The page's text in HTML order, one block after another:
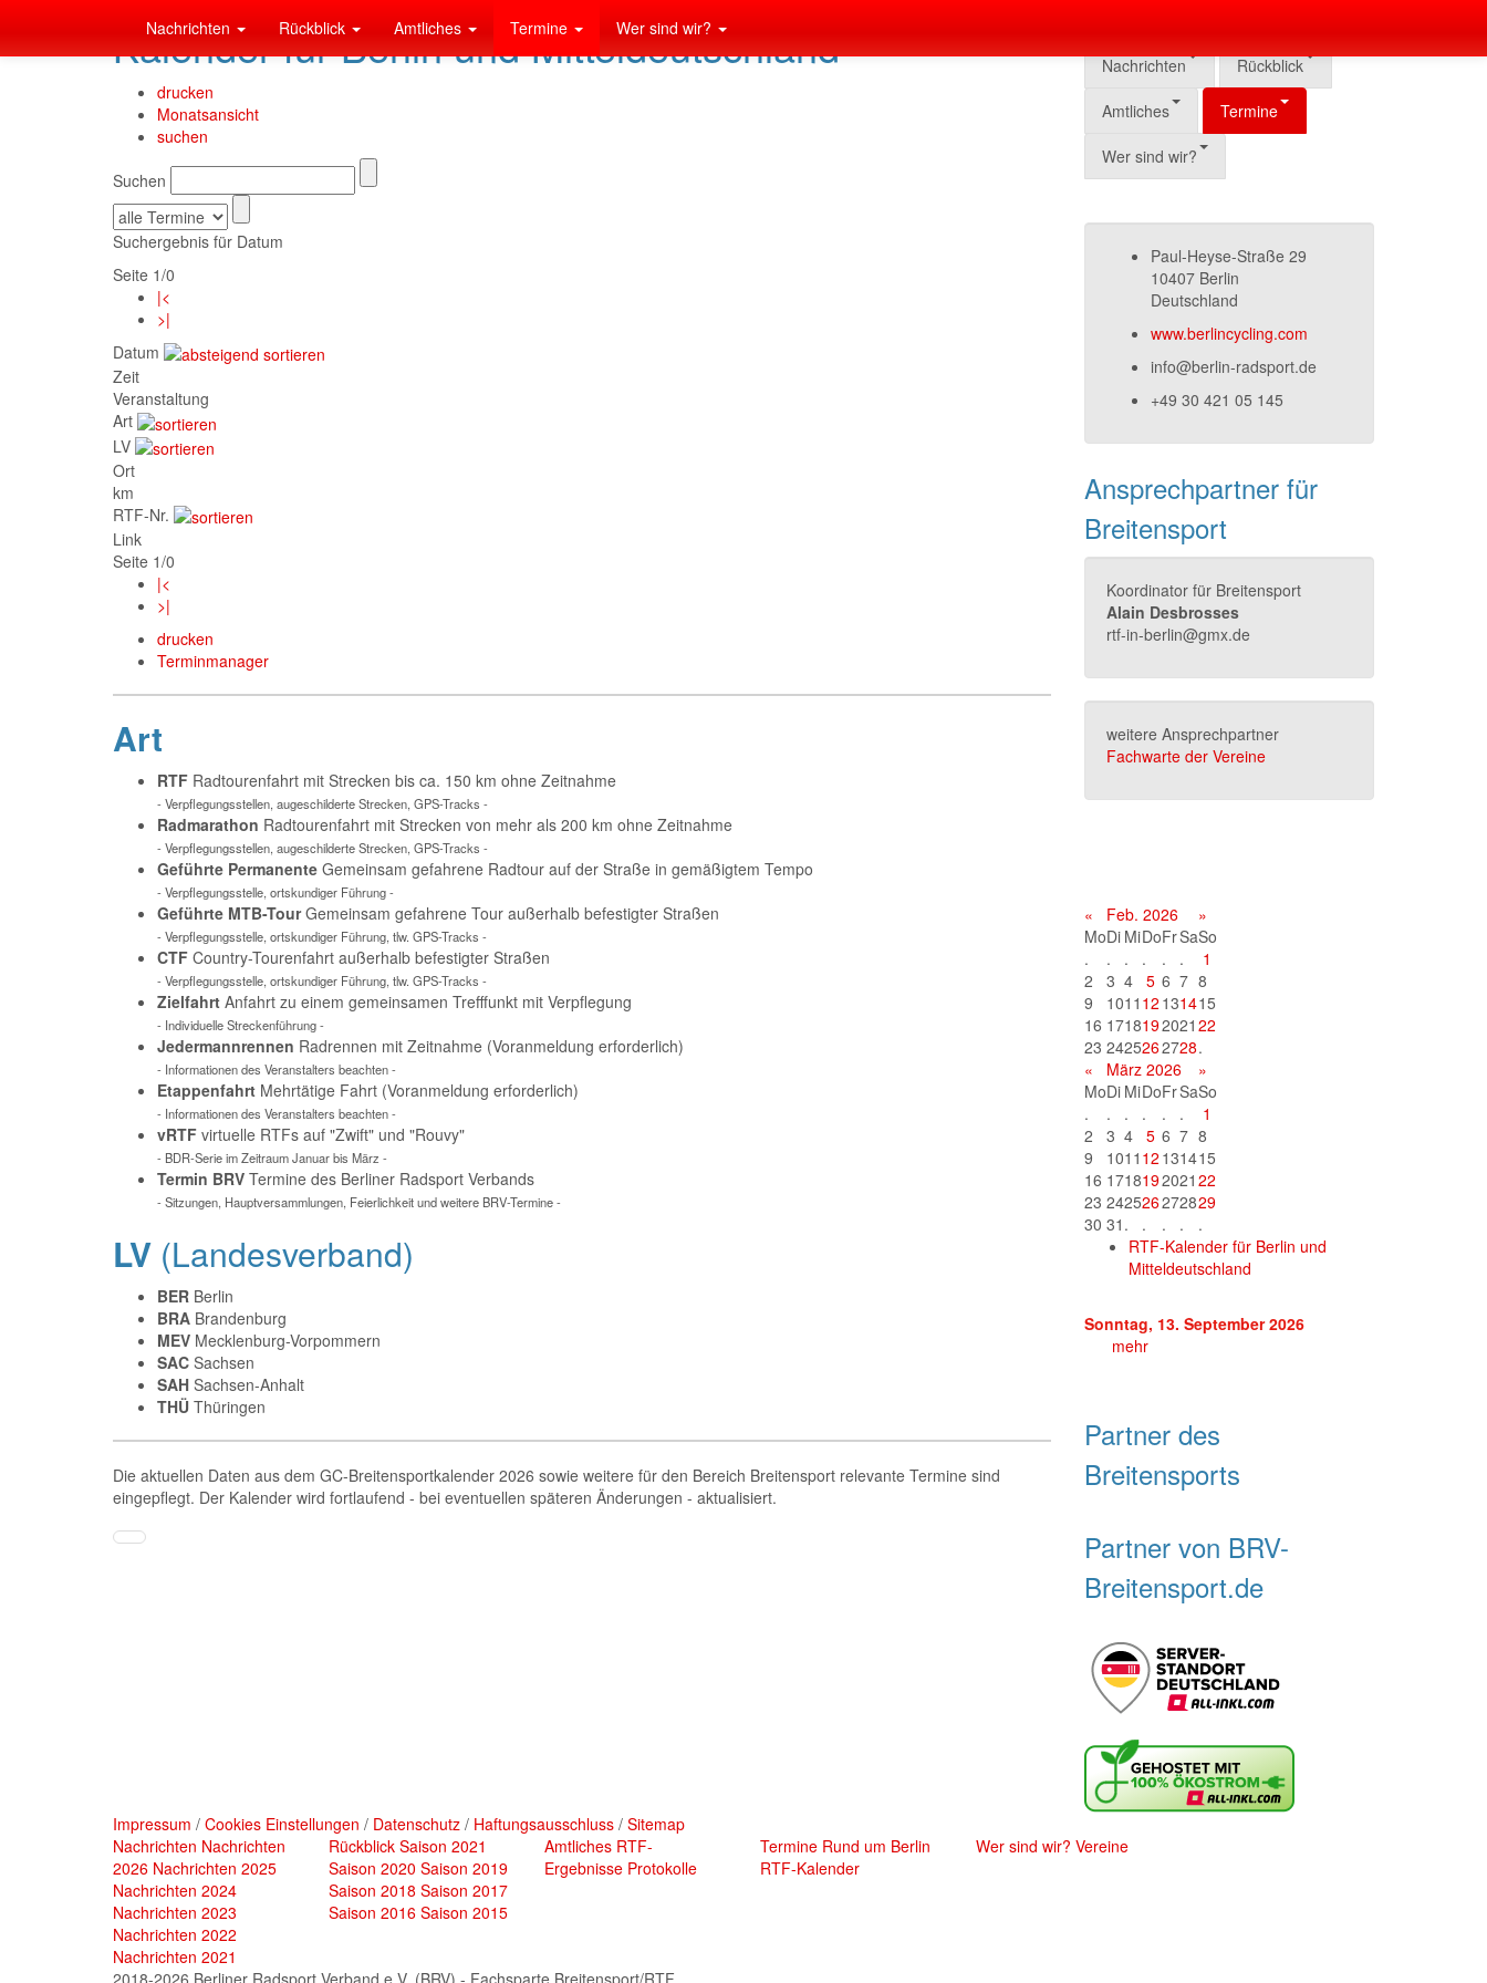
Nachrichten Rückblick Amtliches Termine Wer sind wir?
Kalender für Berlin und Mitteldeutschland
drucken
Monatsansicht
suchen
Suchen
Suchergebnis für Datum
Seite 1/0
|<
>|
Datum
Zeit
Veranstaltung
Art
LV
Ort
km
RTF-Nr.
Link
Seite 1/0
|<
>|
drucken
Terminmanager
Art
RTF Radtourenfahrt mit Strecken bis ca. 150 km ohne Zeitnahme
- Verpflegungsstellen, augeschilderte Strecken, GPS-Tracks -
Radmarathon Radtourenfahrt mit Strecken von mehr als 200 km ohne Zeitnahme
- Verpflegungsstellen, augeschilderte Strecken, GPS-Tracks -
Geführte Permanente Gemeinsam gefahrene Radtour auf der Straße in gemäßigtem Tempo
- Verpflegungsstelle, ortskundiger Führung -
Geführte MTB-TourGemeinsam gefahrene Tour außerhalb befestigter Straßen
- Verpflegungsstelle, ortskundiger Führung, tlw. GPS-Tracks -
CTF Country-Tourenfahrt außerhalb befestigter Straßen
- Verpflegungsstelle, ortskundiger Führung, tlw. GPS-Tracks -
Zielfahrt Anfahrt zu einem gemeinsamen Trefffunkt mit Verpflegung
- Individuelle Streckenführung -
Jedermannrennen Radrennen mit Zeitnahme (Voranmeldung erforderlich)
- Informationen des Veranstalters beachten -
Etappenfahrt Mehrtätige Fahrt (Voranmeldung erforderlich)
- Informationen des Veranstalters beachten -
vRTF virtuelle RTFs auf "Zwift" und "Rouvy"
- BDR-Serie im Zeitraum Januar bis März -
Termin BRV Termine des Berliner Radsport Verbands
- Sitzungen, Hauptversammlungen, Feierlichkeit und weitere BRV-Termine -
LV (Landesverband)
BER Berlin
BRA Brandenburg
MEV Mecklenburg-Vorpommern
SAC Sachsen
SAH Sachsen-Anhalt
THÜ Thüringen
Die aktuellen Daten aus dem GC-Breitensportkalender 2026 sowie weitere für den Bereich Breitensport relevante Termine sind
eingepflegt. Der Kalender wird fortlaufend - bei eventuellen späteren Änderungen - aktualisiert.
Nachrichten Rückblick
Amtliches Termine
Wer sind wir?
Paul-Heyse-Straße 29
10407 Berlin
Deutschland
www.berlincycling.com
info@berlin-radsport.de
+49 30 421 05 145
Ansprechpartner für
Breitensport
Koordinator für Breitensport
Alain Desbrosses
rtf-in-berlin@gmx.de
weitere Ansprechpartner
Fachwarte der Vereine
« Feb. 2026
»
MoDi MiDoFrSaSo
.
. . . . .
1
2
3 4 5 6 7 8
9
1011 12 131415
16 1718192021 22
23 2425262728.
«
März 2026
»
MoDi MiDoFrSaSo
.
. . . . .
1
2
3 4 5 6 7 8
9
1011 12 131415
16 1718192021 22
23 242526272829
30 31 . . . .
.
RTF-Kalender für Berlin und
Mitteldeutschland
Sonntag, 13. September 2026
mehr
Partner des
Breitensports
Partner von BRV-
Breitensport.de
Impressum / Cookies Einstellungen / Datenschutz / Haftungsausschluss / Sitemap
Nachrichten Nachrichten
2026 Nachrichten 2025
Nachrichten 2024
Nachrichten 2023
Nachrichten 2022
Nachrichten 2021
Rückblick Saison 2021
Saison 2020 Saison 2019
Saison 2018 Saison 2017
Saison 2016 Saison 2015
Amtliches RTF-
Ergebnisse Protokolle
Termine Rund um Berlin
RTF-Kalender
Wer sind wir? Vereine
2018-2026 Berliner Radsport Verband e.V. (BRV) - Fachsparte Breitensport/RTF